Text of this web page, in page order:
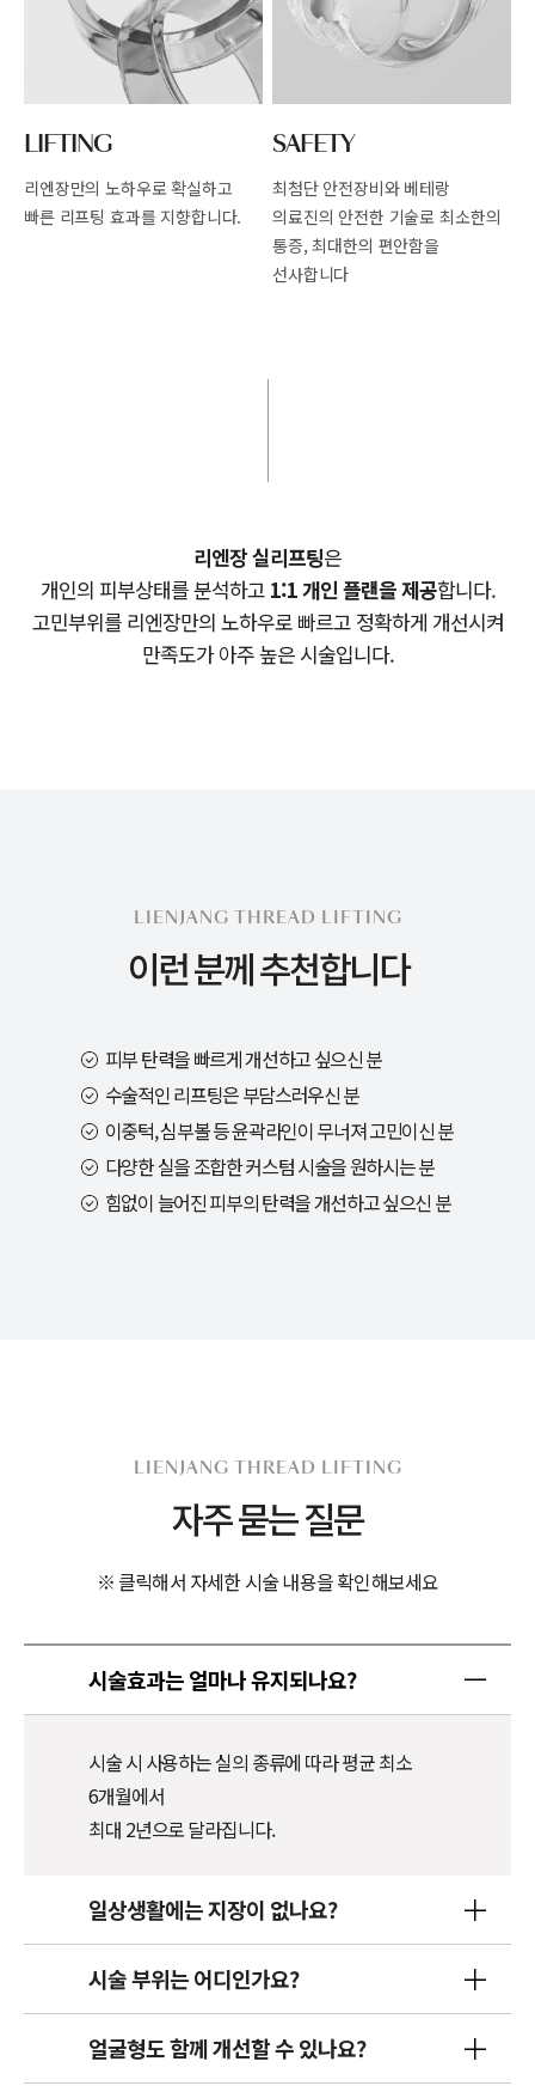
LIFTING
리엔장만의 노하우로 확실하고
빠른 리프팅 효과를 지향합니다.
SAFETY
최첨단 안전장비와 베테랑
의료진의 안전한 기술로 최소한의
통증, 최대한의 편안함을
선사합니다
리엔장 실리프팅은
개인의 피부상태를 분석하고 1:1 개인 플랜을 제공합니다.
고민부위를 리엔장만의 노하우로 빠르고 정확하게 개선시켜
만족도가 아주 높은 시술입니다.
LIENJANG THREAD LIFTING
이런 분께 추천합니다
피부 탄력을 빠르게 개선하고 싶으신 분
수술적인 리프팅은 부담스러우신 분
이중턱, 심부볼 등 윤곽라인이 무너져 고민이신 분
다양한 실을 조합한 커스텀 시술을 원하시는 분
힘없이 늘어진 피부의 탄력을 개선하고 싶으신 분
LIENJANG THREAD LIFTING
자주 묻는 질문
※ 클릭해서 자세한 시술 내용을 확인해보세요
시술효과는 얼마나 유지되나요?
시술 시 사용하는 실의 종류에 따라 평균 최소
6개월에서
최대 2년으로 달라집니다.
일상생활에는 지장이 없나요?
시술 부위는 어디인가요?
얼굴형도 함께 개선할 수 있나요?